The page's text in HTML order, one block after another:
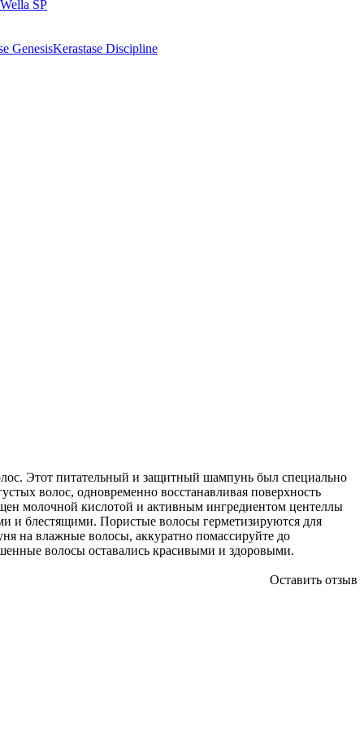
Wella SP
GenesisKerastase Discipline
Этот питательный и защитный шампунь был специально
волос, одновременно восстанавливая поверхность
молочной кислотой и активным ингредиентом центеллы
и блестящими. Пористые волосы герметизируются для
на влажные волосы, аккуратно помассируйте до
волосы оставались красивыми и здоровыми.
Оставить отзыв